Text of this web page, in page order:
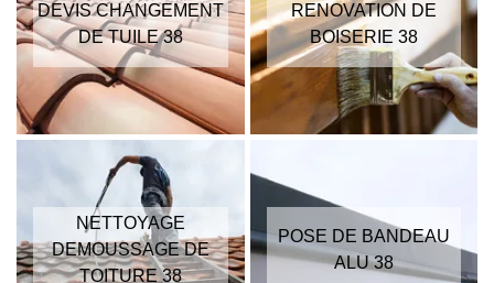
DEVIS CHANGEMENT
DE TUILE 38
RENOVATION DE
BOISERIE 38
NETTOYAGE
DEMOUSSAGE DE
TOITURE 38
POSE DE BANDEAU
ALU 38